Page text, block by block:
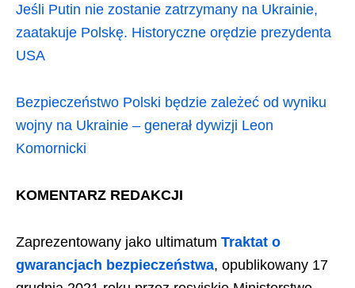
Jeśli Putin nie zostanie zatrzymany na Ukrainie,
zaatakuje Polskę. Historyczne orędzie prezydenta
USA
Bezpieczeństwo Polski będzie zależeć od wyniku
wojny na Ukrainie – generał dywizji Leon
Komornicki
KOMENTARZ REDAKCJI
Zaprezentowany jako ultimatum Traktat o
gwarancjach bezpieczeństwa, opublikowany 17